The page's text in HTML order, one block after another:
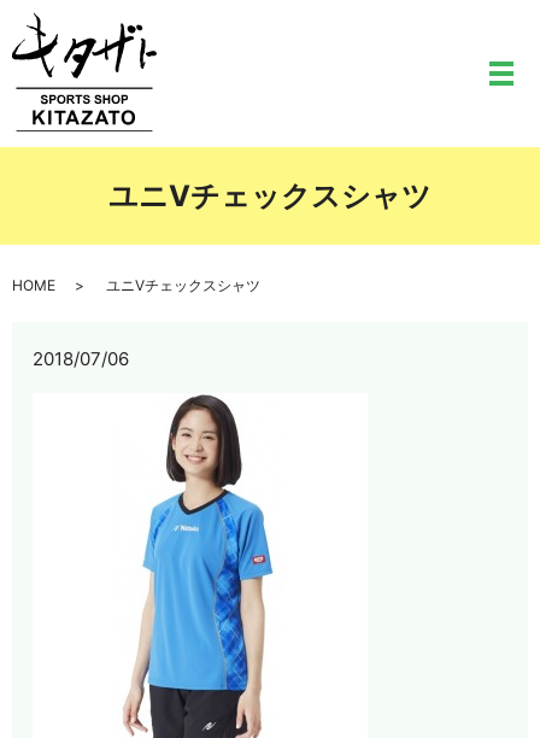
メ
ユニVチェックスシャツ
HOME ユニVチェックスシャツ
2018/07/06